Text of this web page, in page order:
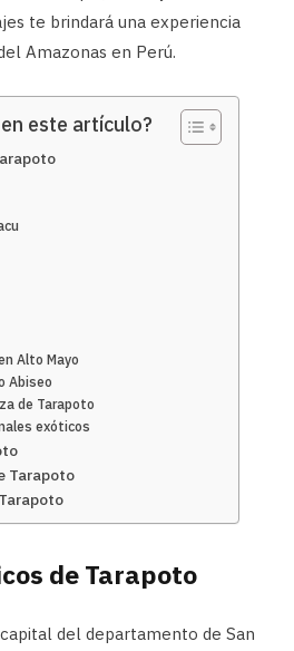
te brindará una experiencia
Amazonas en Perú.
este artículo?
Alto Mayo
Abiseo
de Tarapoto
exóticos
Tarapoto
de Tarapoto
del departamento de San